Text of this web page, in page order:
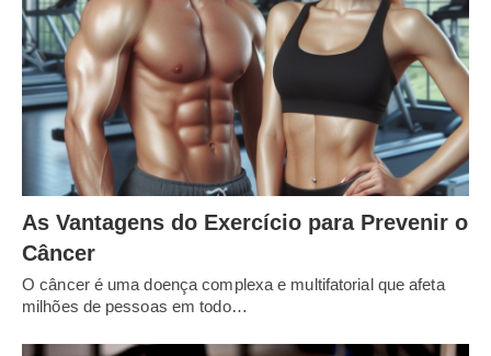
As Vantagens do Exercício para Prevenir o
Câncer
O câncer é uma doença complexa e multifatorial que afeta
milhões de pessoas em todo…